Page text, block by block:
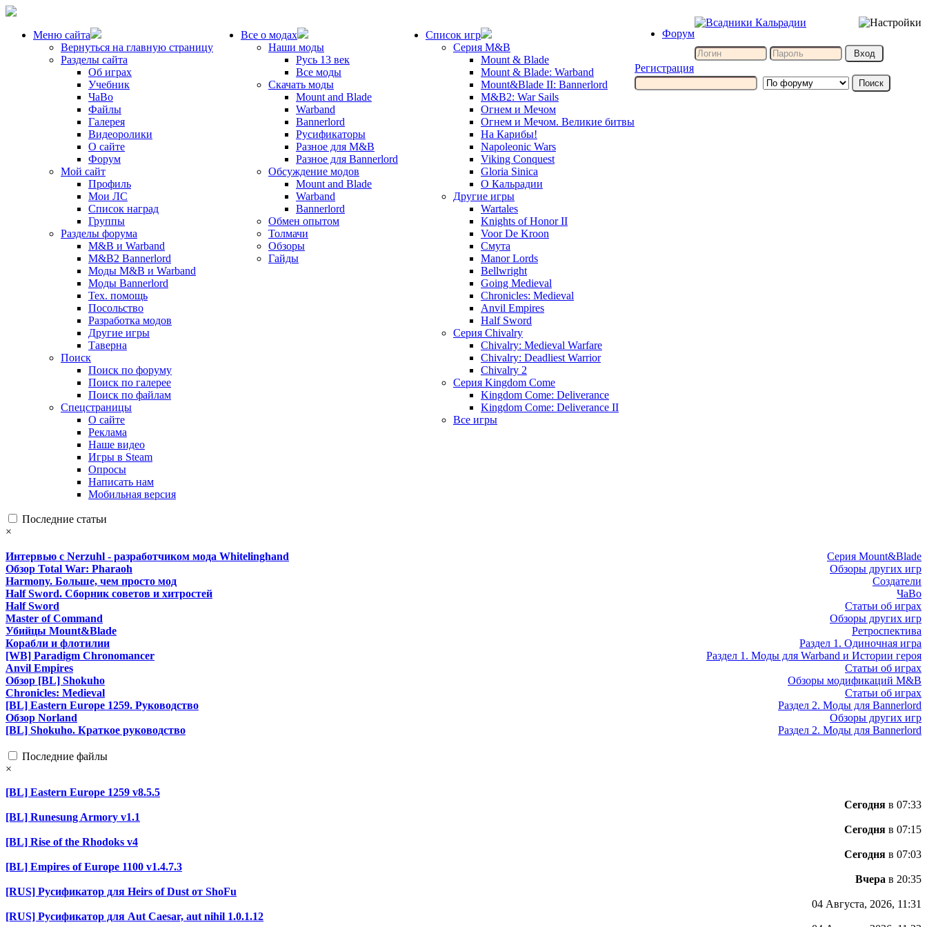
Меню сайта
Вернуться на главную страницу
Разделы сайта
Об играх
Учебник
ЧаВо
Файлы
Галерея
Видеоролики
О сайте
Форум
Мой сайт
Профиль
Мои ЛС
Список наград
Группы
Разделы форума
M&B и Warband
M&B2 Bannerlord
Моды M&B и Warband
Моды Bannerlord
Тех. помощь
Посольство
Разработка модов
Другие игры
Таверна
Поиск
Поиск по форуму
Поиск по галерее
Поиск по файлам
Спецстраницы
О сайте
Реклама
Наше видео
Игры в Steam
Опросы
Написать нам
Мобильная версия
Все о модах
Наши моды
Русь 13 век
Все моды
Скачать моды
Mount and Blade
Warband
Bannerlord
Русификаторы
Разное для M&B
Разное для Bannerlord
Обсуждение модов
Mount and Blade
Warband
Bannerlord
Обмен опытом
Толмачи
Обзоры
Гайды
Список игр
Серия M&B
Mount & Blade
Mount & Blade: Warband
Mount&Blade II: Bannerlord
M&B2: War Sails
Огнем и Мечом
Огнем и Мечом. Великие битвы
На Карибы!
Napoleonic Wars
Viking Conquest
Gloria Sinica
О Кальрадии
Другие игры
Wartales
Knights of Honor II
Voor De Kroon
Смута
Manor Lords
Bellwright
Going Medieval
Chronicles: Medieval
Anvil Empires
Half Sword
Серия Chivalry
Chivalry: Medieval Warfare
Chivalry: Deadliest Warrior
Chivalry 2
Серия Kingdom Come
Kingdom Come: Deliverance
Kingdom Come: Deliverance II
Все игры
Форум
Регистрация
Последние статьи
×
Серия Mount&Blade
Интервью с Nerzuhl - разработчиком мода Whitelinghand
Обзоры других игр
Обзор Total War: Pharaoh
Создатели
Harmony. Больше, чем просто мод
ЧаВо
Half Sword. Сборник советов и хитростей
Статьи об играх
Half Sword
Обзоры других игр
Master of Command
Ретроспектива
Убийцы Mount&Blade
Раздел 1. Одиночная игра
Корабли и флотилии
Раздел 1. Моды для Warband и Истории героя
[WB] Paradigm Chronomancer
Статьи об играх
Anvil Empires
Обзоры модификаций M&B
Обзор [BL] Shokuho
Статьи об играх
Chronicles: Medieval
Раздел 2. Моды для Bannerlord
[BL] Eastern Europe 1259. Руководство
Обзоры других игр
Обзор Norland
Раздел 2. Моды для Bannerlord
[BL] Shokuho. Краткое руководство
Последние файлы
×
[BL] Eastern Europe 1259 v8.5.5
Сегодня в 07:33
[BL] Runesung Armory v1.1
Сегодня в 07:15
[BL] Rise of the Rhodoks v4
Сегодня в 07:03
[BL] Empires of Europe 1100 v1.4.7.3
Вчера в 20:35
[RUS] Русификатор для Heirs of Dust от ShoFu
04 Августа, 2026, 11:31
[RUS] Русификатор для Aut Caesar, aut nihil 1.0.1.12